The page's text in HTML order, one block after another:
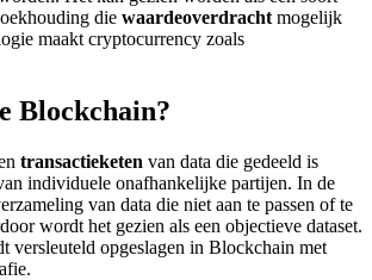
die waardeoverdracht mogelijk
maakt cryptocurrency zoals
Blockchain?
transactieketen van data die gedeeld is
individuele onafhankelijke partijen. In de
van data die niet aan te passen of te
wordt het gezien als een objectieve dataset.
versleuteld opgeslagen in Blockchain met